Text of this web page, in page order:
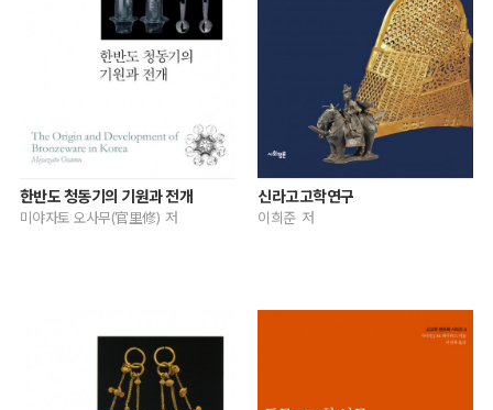
한반도 청동기의 기원과 전개
미야자토 오사무(官里修) 저
신라고고학연구
이희준 저